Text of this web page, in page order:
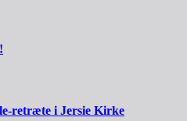
retræte i Jersie Kirke